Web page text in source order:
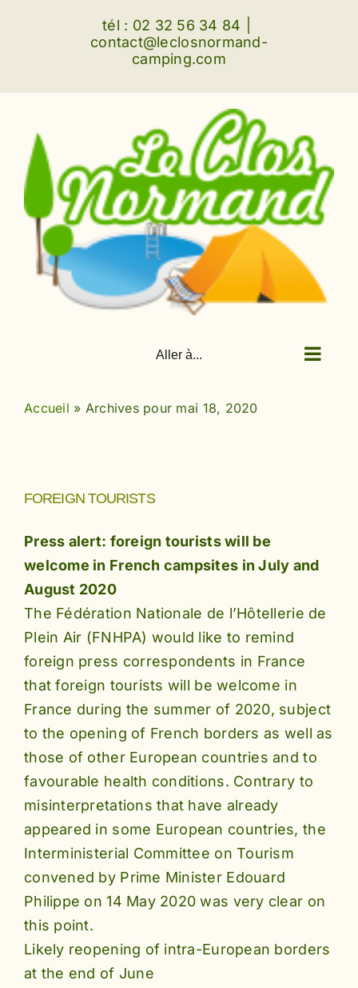
tél : 02 32 56 34 84
contact@leclosnormand-
camping.com
Aller à...
Accueil » Archives pour mai 18, 2020
FOREIGN TOURISTS
Press alert: foreign tourists will be
welcome in French campsites in July and
August 2020
The Fédération Nationale de l’Hôtellerie de
Plein Air (FNHPA) would like to remind
foreign press correspondents in France
that foreign tourists will be welcome in
France during the summer of 2020, subject
to the opening of French borders as well as
those of other European countries and to
favourable health conditions. Contrary to
misinterpretations that have already
appeared in some European countries, the
Interministerial Committee on Tourism
convened by Prime Minister Edouard
Philippe on 14 May 2020 was very clear on
this point.
Likely reopening of intra-European borders
at the end of June